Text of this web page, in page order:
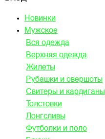
Новинки
Мужское
Вся одежда
Верхняя одежда
Жилеты
Рубашки и овершоты
Свитеры и кардиганы
Толстовки
Лонгсливы
Футболки и поло